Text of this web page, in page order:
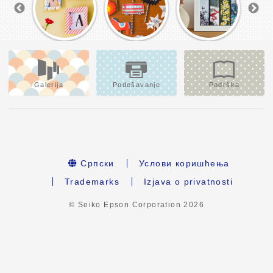
Galerija Podešavanje Podrška
Српски
Услови коришћења
Trademarks
Izjava o privatnosti
© Seiko Epson Corporation2026